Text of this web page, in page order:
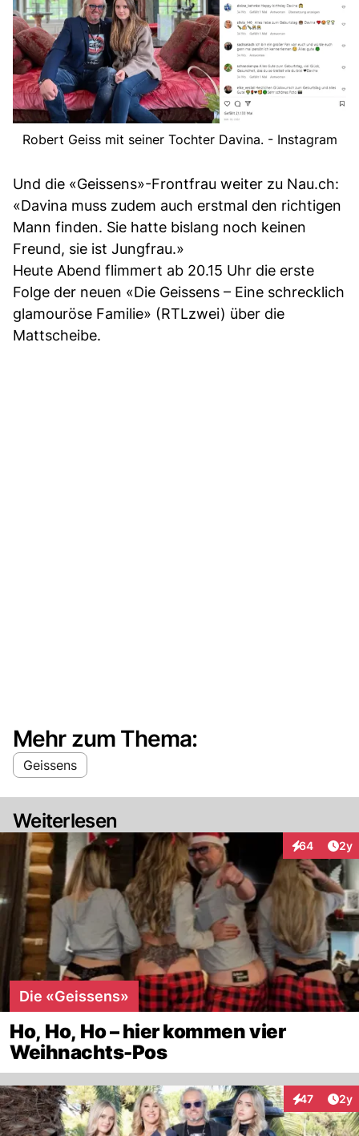
Robert Geiss mit seiner Tochter Davina. - Instagram
Und die «Geissens»-Frontfrau weiter zu Nau.ch:
«Davina muss zudem auch erstmal den richtigen
Mann finden. Sie hatte bislang noch keinen
Freund, sie ist Jungfrau.»
Heute Abend flimmert ab 20.15 Uhr die erste
Folge der neuen «Die Geissens – Eine schrecklich
glamouröse Familie» (RTLzwei) über die
Mattscheibe.
Mehr zum Thema:
Geissens
Weiterlesen
64
Interaktionen
2y
Die «Geissens»
Ho, Ho, Ho – hier kommen vier
Weihnachts-Pos
47
Interaktionen
2y